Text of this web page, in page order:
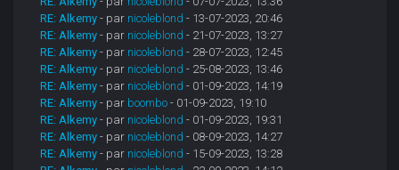
RE: Alkemy - par nicoleblond - 13-07-2023, 20:46
RE: Alkemy - par nicoleblond - 21-07-2023, 13:27
RE: Alkemy - par nicoleblond - 28-07-2023, 12:45
RE: Alkemy - par nicoleblond - 25-08-2023, 13:46
RE: Alkemy - par nicoleblond - 01-09-2023, 14:19
RE: Alkemy - par boombo - 01-09-2023, 19:10
RE: Alkemy - par nicoleblond - 01-09-2023, 19:31
RE: Alkemy - par nicoleblond - 08-09-2023, 14:27
RE: Alkemy - par nicoleblond - 15-09-2023, 13:28